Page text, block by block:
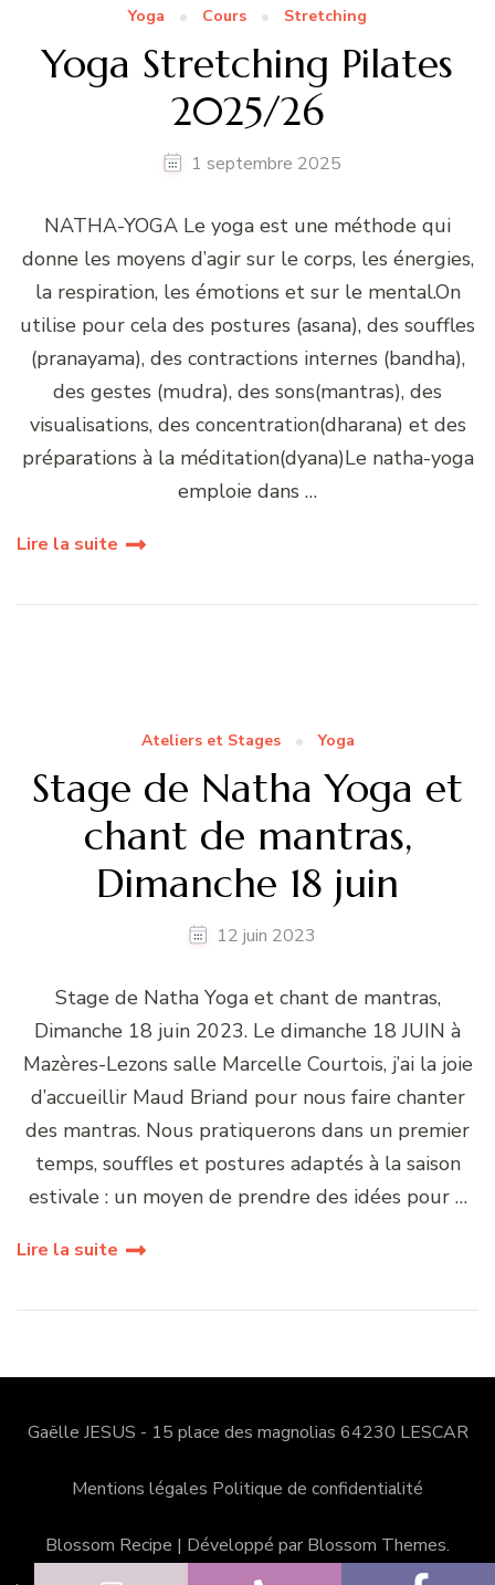
Yoga Cours Stretching
Yoga Stretching Pilates
2025/26
1 septembre 2025
NATHA-YOGA Le yoga est une méthode qui
donne les moyens d’agir sur le corps, les énergies,
la respiration, les émotions et sur le mental.On
utilise pour cela des postures (asana), des souffles
(pranayama), des contractions internes (bandha),
des gestes (mudra), des sons(mantras), des
visualisations, des concentration(dharana) et des
préparations à la méditation(dyana)Le natha-yoga
emploie dans …
Lire la suite
Ateliers et Stages Yoga
Stage de Natha Yoga et
chant de mantras,
Dimanche 18 juin
12 juin 2023
Stage de Natha Yoga et chant de mantras,
Dimanche 18 juin 2023. Le dimanche 18 JUIN à
Mazères-Lezons salle Marcelle Courtois, j’ai la joie
d’accueillir Maud Briand pour nous faire chanter
des mantras. Nous pratiquerons dans un premier
temps, souffles et postures adaptés à la saison
estivale : un moyen de prendre des idées pour …
Lire la suite
Gaëlle JESUS - 15 place des magnolias 64230 LESCAR
Mentions légales Politique de confidentialité
Blossom Recipe | Développé par Blossom Themes.
Politique de confidentialité